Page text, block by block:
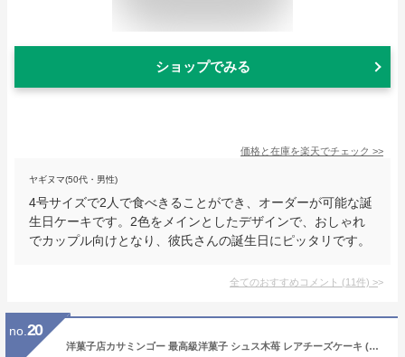
ショップでみる
価格と在庫を楽天でチェック >>
ヤギヌマ(50代・男性)
4号サイズで2人で食べきることができ、オーダーが可能な誕
生日ケーキです。2色をメインとしたデザインで、おしゃれ
でカップル向けとなり、彼氏さんの誕生日にピッタリです。
全てのおすすめコメント (11件) >
no. 20
洋菓子店カサミンゴー 最高級洋菓子 シュス木苺 レアチーズケーキ (12cm, 誕生日プレートセット)